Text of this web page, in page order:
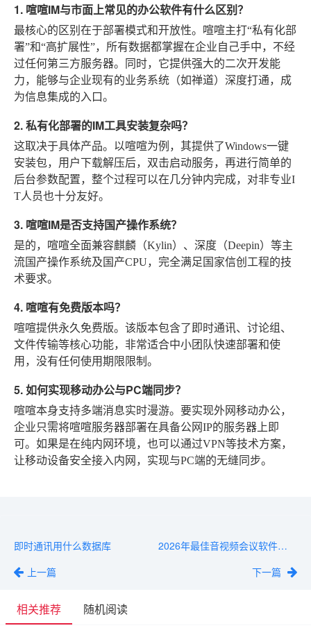
1. 喧喧IM与市面上常见的办公软件有什么区别？
最核心的区别在于部署模式和开放性。喧喧主打“私有化部
署”和“高扩展性”，所有数据都掌握在企业自己手中，不经
过任何第三方服务器。同时，它提供强大的二次开发能
力，能够与企业现有的业务系统（如禅道）深度打通，成
为信息集成的入口。
2. 私有化部署的IM工具安装复杂吗？
这取决于具体产品。以喧喧为例，其提供了Windows一键
安装包，用户下载解压后，双击启动服务，再进行简单的
后台参数配置，整个过程可以在几分钟内完成，对非专业I
T人员也十分友好。
3. 喧喧IM是否支持国产操作系统？
是的，喧喧全面兼容麒麟（Kylin）、深度（Deepin）等主
流国产操作系统及国产CPU，完全满足国家信创工程的技
术要求。
4. 喧喧有免费版本吗？
喧喧提供永久免费版。该版本包含了即时通讯、讨论组、
文件传输等核心功能，非常适合中小团队快速部署和使
用，没有任何使用期限限制。
5. 如何实现移动办公与PC端同步？
喧喧本身支持多端消息实时漫游。要实现外网移动办公，
企业只需将喧喧服务器部署在具备公网IP的服务器上即
可。如果是在纯内网环境，也可以通过VPN等技术方案，
让移动设备安全接入内网，实现与PC端的无缝同步。
即时通讯用什么数据库
上一篇
2026年最佳音视频会议软件盘点：高效远程协作工具推荐
下一篇
相关推荐 随机阅读